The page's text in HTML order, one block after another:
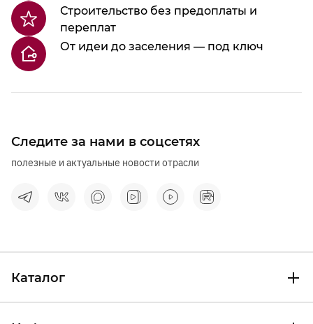
Следите за нами в соцсетях
полезные и актуальные новости отрасли
Строительство без предоплаты и
переплат
От идеи до заселения — под ключ
Каталог